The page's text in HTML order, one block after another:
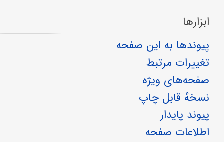
ابزارها
پیوندها به این صفحه
تغییرات مرتبط
صفحه‌های ویژه
نسخهٔ قابل چاپ
پیوند پایدار
اطلاعات صفحه